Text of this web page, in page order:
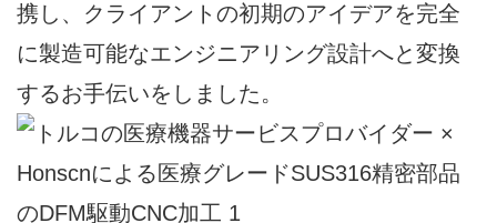
携し、クライアントの初期のアイデアを完全
に製造可能なエンジニアリング設計へと変換
するお手伝いをしました。